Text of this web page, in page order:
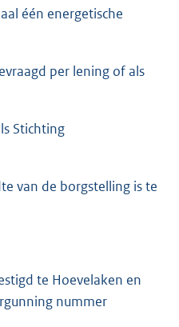
één energetische
per lening of als
Stichting
van de borgstelling is te
te Hoevelaken en
nummer